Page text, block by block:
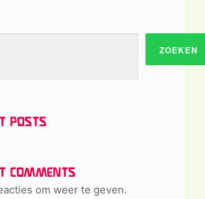
ZOEKEN
POSTS
COMMENTS
om weer te geven.